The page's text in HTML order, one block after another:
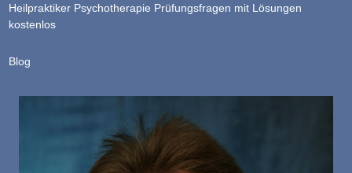
Heilpraktiker Psychotherapie Prüfungsfragen mit Lösungen
kostenlos
Blog